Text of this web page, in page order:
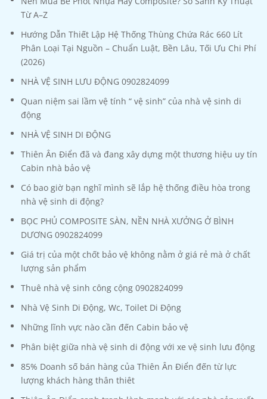
Từ A–Z
Hướng Dẫn Thiết Lập Hệ Thống Thùng Chứa Rác 660 Lít
Phân Loại Tại Nguồn – Chuẩn Luật, Bền Lâu, Tối Ưu Chi Phí
(2026)
NHÀ VỆ SINH LƯU ĐỘNG 0902824099
Quan niệm sai lầm vệ tính “ vệ sinh” của nhà vệ sinh di
động
NHÀ VỆ SINH DI ĐỘNG
Thiên Ân Điển đã và đang xây dựng một thương hiệu uy tín
Cabin nhà bảo vệ
Có bao giờ bạn nghĩ mình sẽ lắp hệ thống điều hòa trong
nhà vệ sinh di động?
BỌC PHỦ COMPOSITE SÀN, NỀN NHÀ XƯỞNG Ở BÌNH
DƯƠNG 0902824099
Giá trị của một chốt bảo vệ không nằm ở giá rẻ mà ở chất
lượng sản phẩm
Thuê nhà vệ sinh công cộng 0902824099
Nhà Vệ Sinh Di Động, Wc, Toilet Di Động
Những lĩnh vực nào cần đến Cabin bảo vệ
Phân biệt giữa nhà vệ sinh di động với xe vệ sinh lưu động
85% Doanh số bán hàng của Thiên Ân Điển đến từ lực
lượng khách hàng thân thiêt